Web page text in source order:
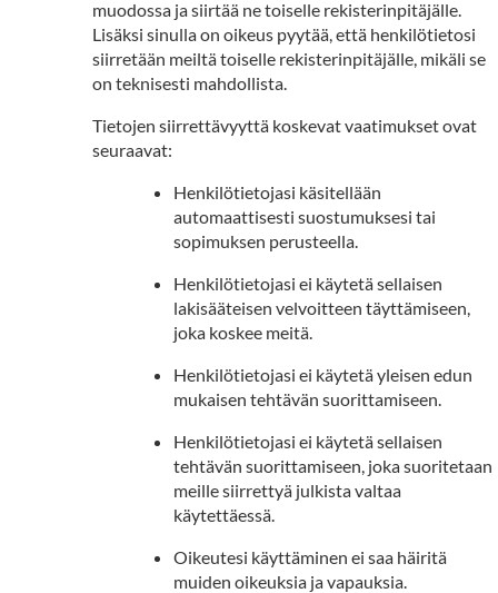
muodossa ja siirtää ne toiselle rekisterinpitäjälle.
Lisäksi sinulla on oikeus pyytää, että henkilötietosi
siirretään meiltä toiselle rekisterinpitäjälle, mikäli se
on teknisesti mahdollista.
Tietojen siirrettävyyttä koskevat vaatimukset ovat
seuraavat:
Henkilötietojasi käsitellään
automaattisesti suostumuksesi tai
sopimuksen perusteella.
Henkilötietojasi ei käytetä sellaisen
lakisääteisen velvoitteen täyttämiseen,
joka koskee meitä.
Henkilötietojasi ei käytetä yleisen edun
mukaisen tehtävän suorittamiseen.
Henkilötietojasi ei käytetä sellaisen
tehtävän suorittamiseen, joka suoritetaan
meille siirrettyä julkista valtaa
käytettäessä.
Oikeutesi käyttäminen ei saa häiritä
muiden oikeuksia ja vapauksia.